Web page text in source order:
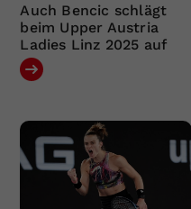
Auch Bencic schlägt
beim Upper Austria
Ladies Linz 2025 auf